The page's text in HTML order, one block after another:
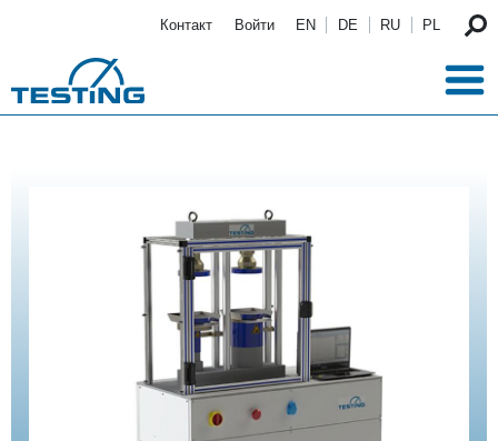
Контакт Войти EN DE RU PL